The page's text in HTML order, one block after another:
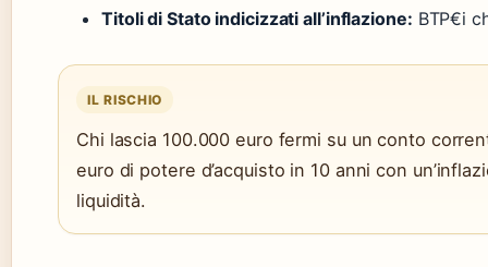
Titoli di Stato indicizzati all’inflazione: BTP€i
IL RISCHIO
Chi lascia 100.000 euro fermi su un conto
euro di potere d’acquisto in 10 anni con
liquidità.